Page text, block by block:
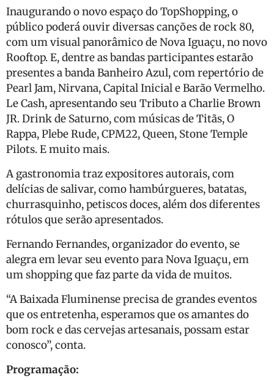
Inaugurando o novo espaço do TopShopping, o
público poderá ouvir diversas canções de rock 80,
com um visual panorâmico de Nova Iguaçu, no novo
Rooftop. E, dentre as bandas participantes estarão
presentes a banda Banheiro Azul, com repertório de
Pearl Jam, Nirvana, Capital Inicial e Barão Vermelho.
Le Cash, apresentando seu Tributo a Charlie Brown
JR. Drink de Saturno, com músicas de Titãs, O
Rappa, Plebe Rude, CPM22, Queen, Stone Temple
Pilots. E muito mais.
A gastronomia traz expositores autorais, com
delícias de salivar, como hambúrgueres, batatas,
churrasquinho, petiscos doces, além dos diferentes
rótulos que serão apresentados.
Fernando Fernandes, organizador do evento, se
alegra em levar seu evento para Nova Iguaçu, em
um shopping que faz parte da vida de muitos.
“A Baixada Fluminense precisa de grandes eventos
que os entretenha, esperamos que os amantes do
bom rock e das cervejas artesanais, possam estar
conosco”, conta.
Programação: